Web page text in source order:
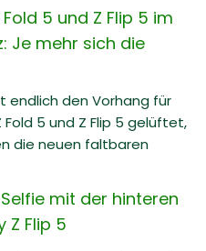
5 und Z Flip 5 im
Je mehr sich die
endlich den Vorhang für
Fold 5 und Z Flip 5 gelüftet,
die neuen faltbaren
mit der hinteren
Z Flip 5